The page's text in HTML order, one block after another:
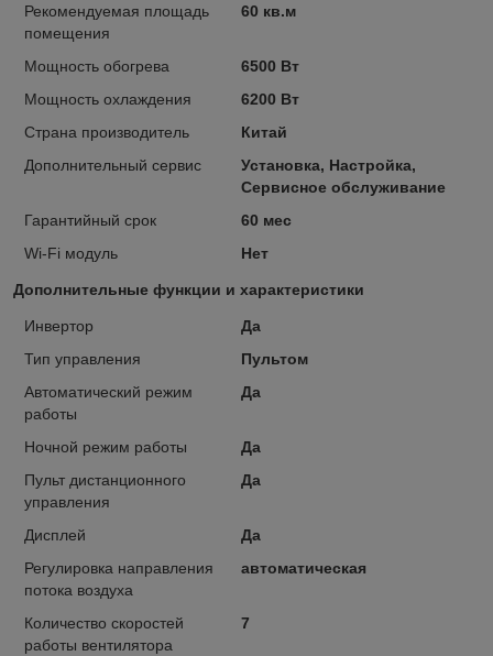
Рекомендуемая площадь
помещения
60 кв.м
Мощность обогрева
6500 Вт
Мощность охлаждения
6200 Вт
Страна производитель
Китай
Дополнительный сервис
Установка, Настройка,
Сервисное обслуживание
Гарантийный срок
60 мес
Wi-Fi модуль
Нет
Дополнительные функции и характеристики
Инвертор
Да
Тип управления
Пультом
Автоматический режим
работы
Да
Ночной режим работы
Да
Пульт дистанционного
управления
Да
Дисплей
Да
Регулировка направления
потока воздуха
автоматическая
Количество скоростей
работы вентилятора
7